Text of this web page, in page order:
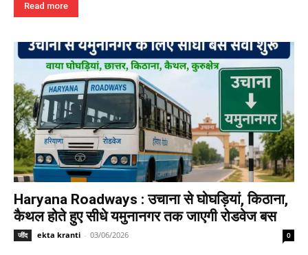
Read more
Haryana Roadways : उचाना से घोघड़ियां, किठाना,
कैथल होते हुए सीधे यमुनानगर तक जाएगी रोडवेज बस
जींद ekta kranti - 03/06/2026 0